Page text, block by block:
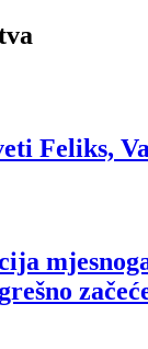
Feliks,